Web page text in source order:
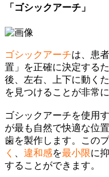
「ゴシックアーチ」
ゴシックアーチは、患
置」を正確に決定する
後、左右、上下に動く
を見つけることが非常
ゴシックアーチを使用
が最も自然で快適な位
歯を製作します。この
く
違和感を最小限に
することができます。